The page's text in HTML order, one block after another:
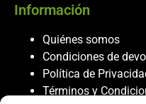
Información
Quiénes somos
Condiciones de
Política de
Términos y